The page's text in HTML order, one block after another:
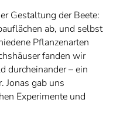
Gestaltung der Beete:
ab, und selbst
Pflanzenarten
fanden wir
durcheinander – ein
Jonas gab uns
Experimente und